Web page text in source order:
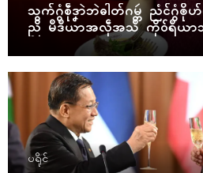
သွက်ဂွံစဵုဒၞာဲဘဲဓါတ်ဂမ္တဴ ညံၚ်ဂွံ
ညိ မဳဒဳယာအလဵုအသဳ ကိုဝ်ရဳယာသၟဝ်
ပရိုၚ်